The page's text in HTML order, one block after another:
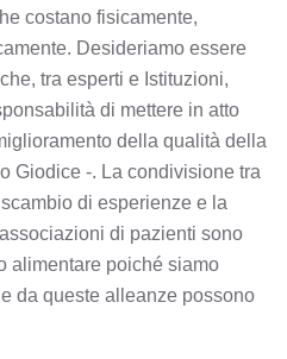
costano fisicamente,
Desideriamo essere
tra esperti e Istituzioni,
di mettere in atto
della qualità della
Giodice -. La condivisione tra
di esperienze e la
di pazienti sono
alimentare poiché siamo
da queste alleanze possono